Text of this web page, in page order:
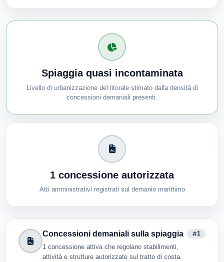
Spiaggia quasi incontaminata
Livello di urbanizzazione del litorale stimato dalla densità di
concessioni demaniali presenti.
1 concessione autorizzata
Atti amministrativi registrati sul demanio marittimo
Concessioni demaniali sulla spiaggia
1 concessione attiva che regolano stabilimenti,
attività e strutture autorizzate sul tratto di costa.
1